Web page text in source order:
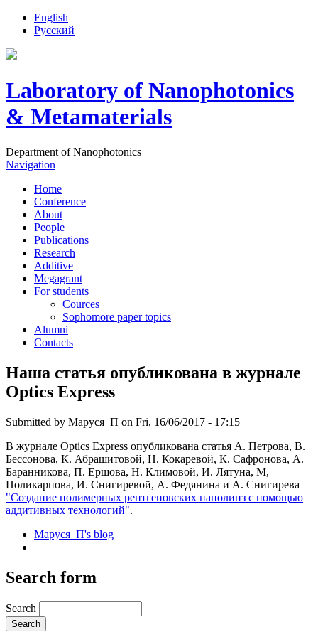
English
Русский
Laboratory of Nanophotonics
& Metamaterials
Department of Nanophotonics
Navigation
Home
Conference
About
People
Publications
Research
Additive
Megagrant
For students
Cources
Sophomore paper topics
Alumni
Contacts
Наша статья опубликована в журнале
Optics Express
Submitted by Маруся_П on Fri, 16/06/2017 - 17:15
В журнале Optics Express опубликована статья А. Петрова, В.
Бессонова, К. Абрашитовой, Н. Кокаревой, К. Сафронова, А.
Баранникова, П. Ершова, Н. Климовой, И. Лятуна, М,
Поликарпова, И. Снигиревой, А. Федянина и А. Снигирева
"Создание полимерных рентгеновских нанолинз с помощью
аддитивных технологий".
Маруся_П's blog
Search form
Search